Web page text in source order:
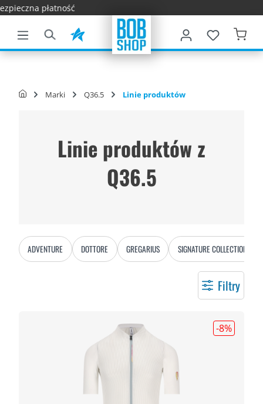
zawartości
Marki Q36.5 Linie produktów
Linie produktów z
Q36.5
ADVENTURE DOTTORE GREGARIUS SIGNATURE COLLECTION
Filtry
-8%